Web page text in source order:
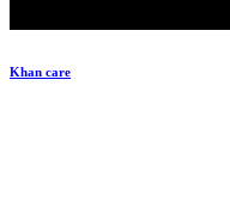
Khan care